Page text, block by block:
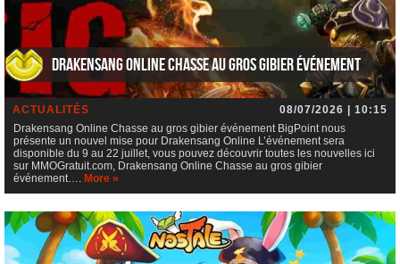
Drakensang Online Chasse au gros gibier événement
ACTUALITÉS
08/07/2026 | 10:15
Drakensang Online Chasse au gros gibier événement BigPoint nous
présente un nouvel mise pour Drakensang Online L’événement sera
disponible du 9 au 22 juillet, vous pouvez découvrir toutes les nouvelles ici
sur MMOGratuit.com, Drakensang Online Chasse au gros gibier
événement…. More »